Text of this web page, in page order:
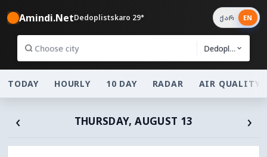
Amindi.NetDedoplistskaro 29°
Dedoplistskaro
ქარ EN
TODAY HOURLY 10 DAY RADAR AIR QUALITY
‹ THURSDAY, AUGUST 13 ›